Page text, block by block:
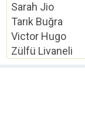
Sarah Jio
Tarık Buğra
Victor Hugo
Zülfü Livaneli